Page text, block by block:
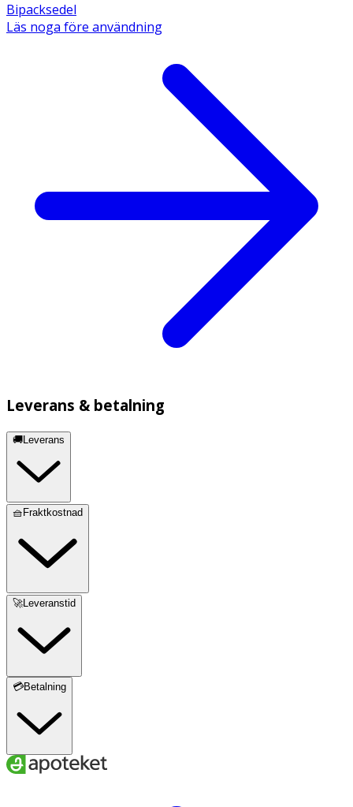
Bipacksedel
Läs noga före användning
Leverans & betalning
🚚Leverans
🧺Fraktkostnad
🚀Leveranstid
💳Betalning